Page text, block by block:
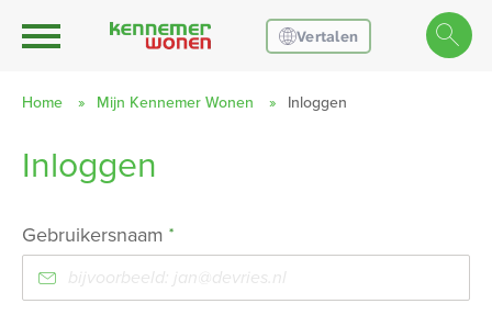
Naar hoofdinhoud
Naar hoofdnavigatiemenu
Naar zoeken
Naar de homepage
Ga naar Hoofd Vertalen
Home Mijn Kennemer Wonen Inloggen
Inloggen
Gebruikersnaam *